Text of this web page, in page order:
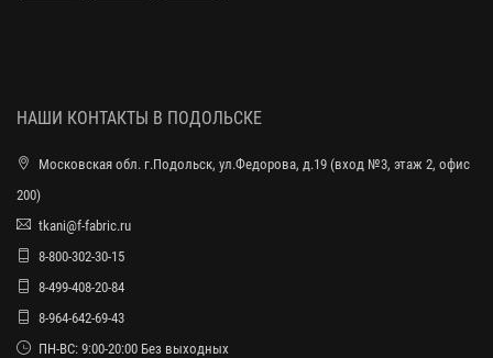
НАШИ КОНТАКТЫ В ПОДОЛЬСКЕ
Московская обл. г.Подольск, ул.Федорова, д.19 (вход №3, этаж 2, офис
200)
tkani@f-fabric.ru
8-800-302-30-15
8-499-408-20-84
8-964-642-69-43
ПН-ВС: 9:00-20:00 Без выходных